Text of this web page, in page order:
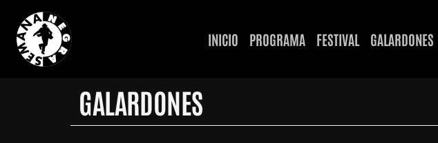
INICIO PROGRAMA FESTIVAL GALARDONES
GALARDONES